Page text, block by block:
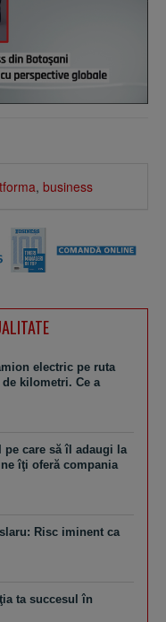
, business
electric pe ruta
de kilometri. Ce a
care să îl adaugi la
îţi oferă compania
Risc iminent ca
ta succesul în